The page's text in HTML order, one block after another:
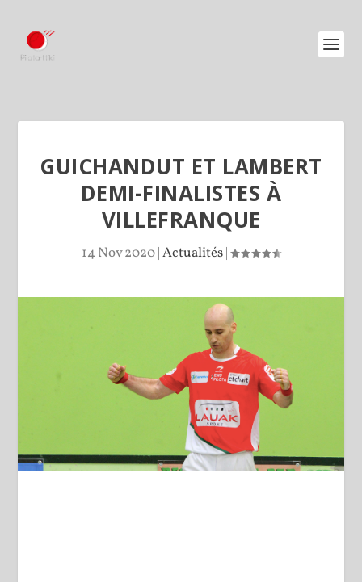
GUICHANDUT ET LAMBERT
DEMI-FINALISTES À
VILLEFRANQUE
14 Nov 2020|Actualités|